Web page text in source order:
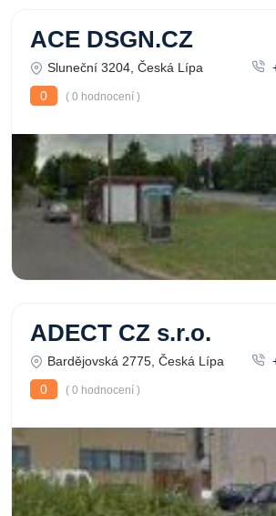
ACE DSGN.CZ
Sluneční 3204, Česká Lípa
0
( 0 hodnocení )
ADECT CZ s.r.o.
Bardějovská 2775, Česká Lípa
0
( 0 hodnocení )